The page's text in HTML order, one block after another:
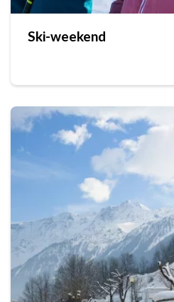
Ski-weekend